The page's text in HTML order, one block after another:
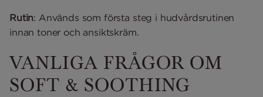
Rutin: Används som första steg i hudvårdsrutinen
innan toner och ansiktskräm.
VANLIGA FRÅGOR OM
SOFT & SOOTHING